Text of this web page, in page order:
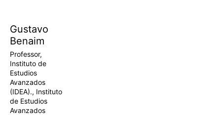
Gustavo
Benaim
Professor,
Instituto de
Estudios
Avanzados
(IDEA)., Instituto
de Estudios
Avanzados